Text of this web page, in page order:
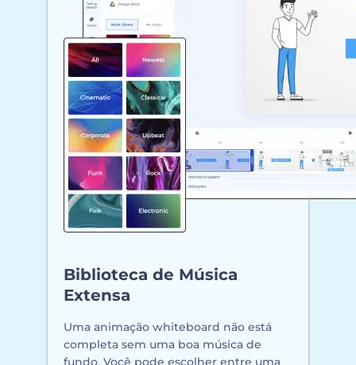
Biblioteca de Música
Extensa
Uma animação whiteboard não está
completa sem uma boa música de
fundo. Você pode escolher entre uma